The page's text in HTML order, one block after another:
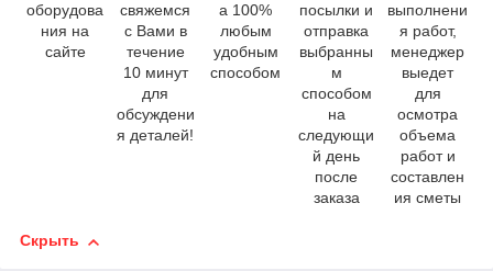
оборудова
ния на
сайте
свяжемся
с Вами в
течение
10 минут
для
обсуждени
я деталей!
а 100%
любым
удобным
способом
посылки и
отправка
выбранны
м
способом
на
следующи
й день
после
заказа
выполнени
я работ,
менеджер
выедет
для
осмотра
объема
работ и
составлен
ия сметы
Скрыть